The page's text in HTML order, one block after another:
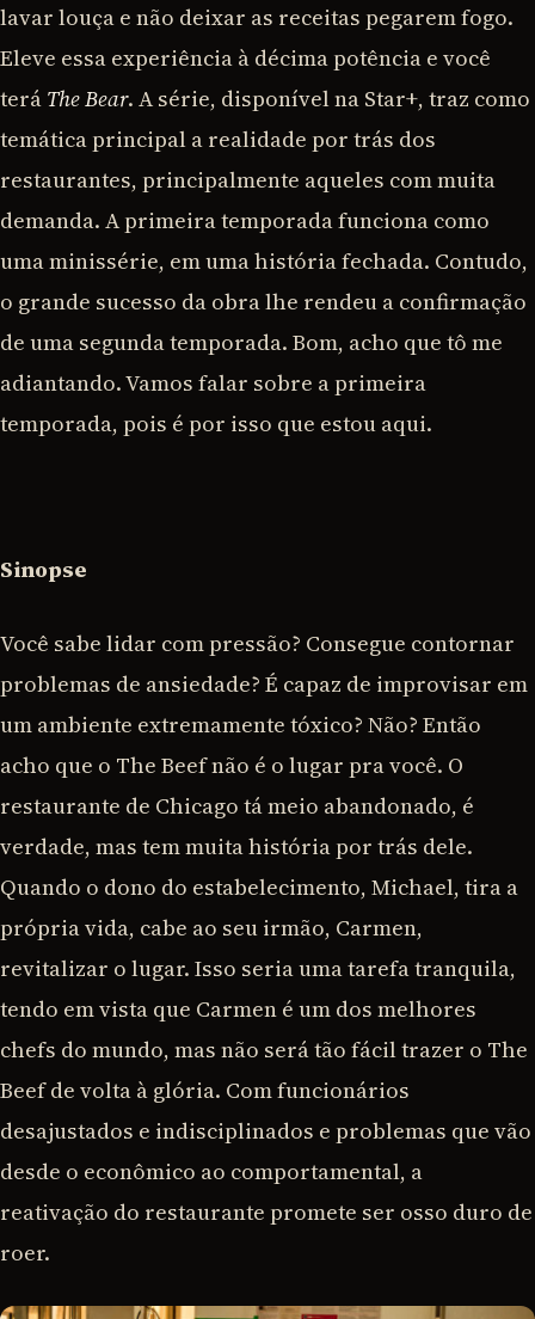
lavar louça e não deixar as receitas pegarem fogo.
Eleve essa experiência à décima potência e você
terá The Bear. A série, disponível na Star+, traz como
temática principal a realidade por trás dos
restaurantes, principalmente aqueles com muita
demanda. A primeira temporada funciona como
uma minissérie, em uma história fechada. Contudo,
o grande sucesso da obra lhe rendeu a confirmação
de uma segunda temporada. Bom, acho que tô me
adiantando. Vamos falar sobre a primeira
temporada, pois é por isso que estou aqui.
Sinopse
Você sabe lidar com pressão? Consegue contornar
problemas de ansiedade? É capaz de improvisar em
um ambiente extremamente tóxico? Não? Então
acho que o The Beef não é o lugar pra você. O
restaurante de Chicago tá meio abandonado, é
verdade, mas tem muita história por trás dele.
Quando o dono do estabelecimento, Michael, tira a
própria vida, cabe ao seu irmão, Carmen,
revitalizar o lugar. Isso seria uma tarefa tranquila,
tendo em vista que Carmen é um dos melhores
chefs do mundo, mas não será tão fácil trazer o The
Beef de volta à glória. Com funcionários
desajustados e indisciplinados e problemas que vão
desde o econômico ao comportamental, a
reativação do restaurante promete ser osso duro de
roer.